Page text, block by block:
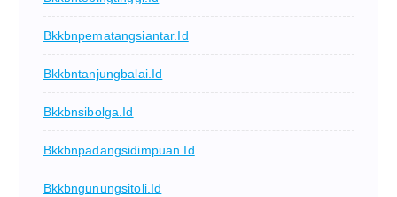
Bkkbnpematangsiantar.id
Bkkbntanjungbalai.id
Bkkbnsibolga.id
Bkkbnpadangsidimpuan.id
Bkkbngunungsitoli.id